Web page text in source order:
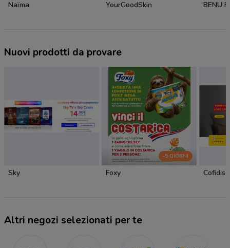
Naïma YourGoodSkin BENU
Nuovi prodotti da provare
Sky
-5 GIORNI
Foxy Cofidis
Altri negozi selezionati per te